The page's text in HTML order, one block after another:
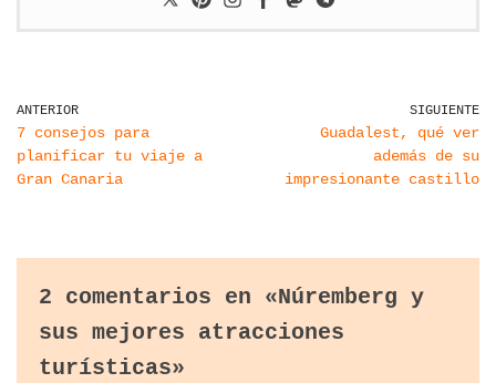
ANTERIOR
7 consejos para
planificar tu viaje a
Gran Canaria
SIGUIENTE
Guadalest, qué ver
además de su
impresionante castillo
2 comentarios en «Núremberg y
sus mejores atracciones
turísticas»